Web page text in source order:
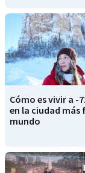
Cómo es vivir a -
en la ciudad más
mundo